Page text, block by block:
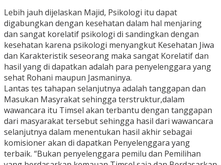
Lebih jauh dijelaskan Majid, Psikologi itu dapat
digabungkan dengan kesehatan dalam hal menjaring
dan sangat korelatif psikologi di sandingkan dengan
kesehatan karena psikologi menyangkut Kesehatan Jiwa
dan Karakteristik seseorang maka sangat Korelatif dan
hasil yang di dapatkan adalah para penyelenggara yang
sehat Rohani maupun Jasmaninya.
Lantas tes tahapan selanjutnya adalah tanggapan dan
Masukan Masyrakat sehingga terstruktur,dalam
wawancara itu Timsel akan terbantu dengan tanggapan
dari masyarakat tersebut sehingga hasil dari wawancara
selanjutnya dalam menentukan hasil akhir sebagai
komisioner akan di dapatkan Penyelenggara yang
terbaik. “Bukan penyelenggara pemilu dan Pemilihan